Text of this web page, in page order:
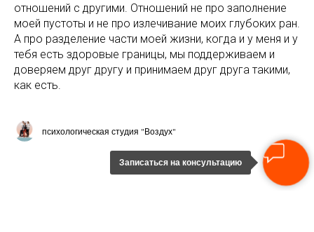
Записаться на консультацию
отношений с другими. Отношений не про заполнение
моей пустоты и не про излечивание моих глубоких ран.
А про разделение части моей жизни, когда и у меня и у
тебя есть здоровые границы, мы поддерживаем и
доверяем друг другу и принимаем друг друга такими,
как есть.
психологическая студия "Воздух"